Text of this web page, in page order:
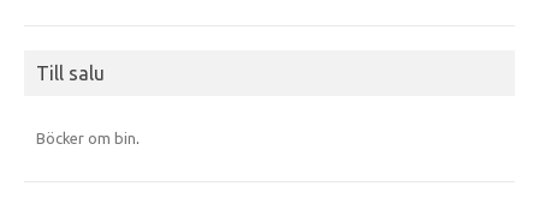
Till salu
Böcker om bin.